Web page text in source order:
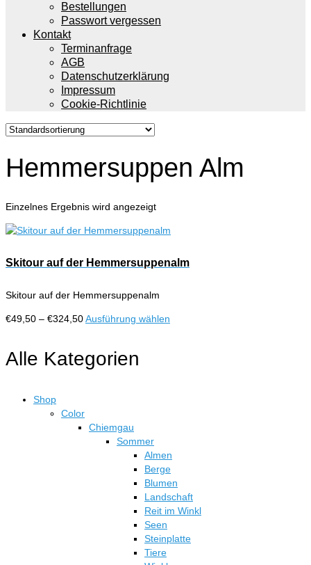
Bestellungen
Passwort vergessen
Kontakt
Terminanfrage
AGB
Datenschutzerklärung
Impressum
Cookie-Richtlinie
Hemmersuppen Alm
Einzelnes Ergebnis wird angezeigt
Skitour auf der Hemmersuppenalm
Skitour auf der Hemmersuppenalm
€49,50 – €324,50Preisspanne:
€324,50
Ausführung wählen
der
Produktseite
gewählt
werden
Alle Kategorien
Shop
Color
Chiemgau
Sommer
Almen
Berge
Blumen
Landschaft
Reit im Winkl
Seen
Steinplatte
Tiere